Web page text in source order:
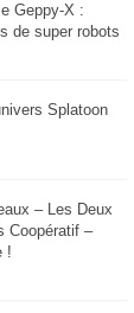
Geppy-X :
de super robots
Splatoon
– Les Deux
Coopératif –
!